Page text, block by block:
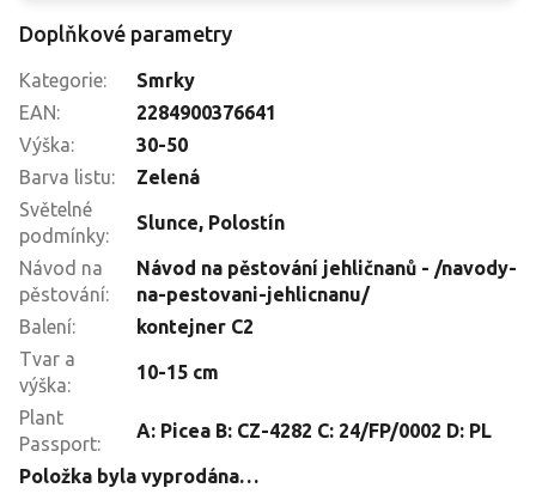
Doplňkové parametry
Kategorie:
Smrky
EAN:
2284900376641
Výška:
30-50
Barva listu:
Zelená
Světelné
podmínky:
Slunce, Polostín
Návod na
pěstování:
Návod na pěstování jehličnanů - /navody-
na-pestovani-jehlicnanu/
Balení:
kontejner C2
Tvar a
výška:
10-15 cm
Plant
Passport:
A: Picea B: CZ-4282 C: 24/FP/0002 D: PL
Položka byla vyprodána…